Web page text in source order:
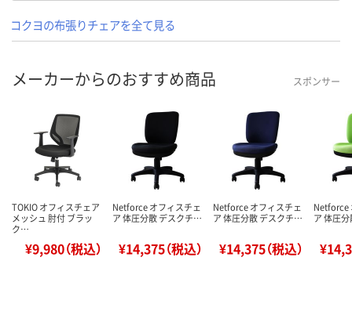
コクヨの布張りチェアを全て見る
メーカーからのおすすめ商品 スポンサー
TOKIO オフィスチェア
メッシュ 肘付 ブラッ
ク…
¥9,980（税込）
Netforce オフィスチェ
ア 体圧分散 デスクチ…
¥14,375（税込）
Netforce オフィスチェ
ア 体圧分散 デスクチ…
¥14,375（税込）
Netforce
ア 体圧